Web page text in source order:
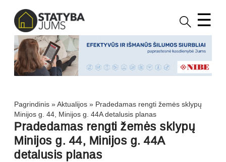
☰
Pagrindinis »Aktualijos » Pradedamas rengti žemės sklypų
Minijos g. 44, Minijos g. 44A detalusis planas
Pradedamas rengti žemės sklypų
Minijos g. 44, Minijos g. 44A
detalusis planas